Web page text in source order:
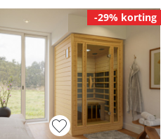
-29% korting